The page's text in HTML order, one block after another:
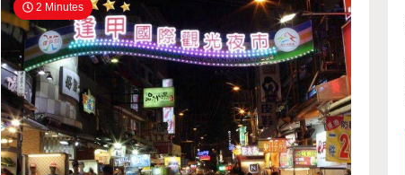
2 Minutes